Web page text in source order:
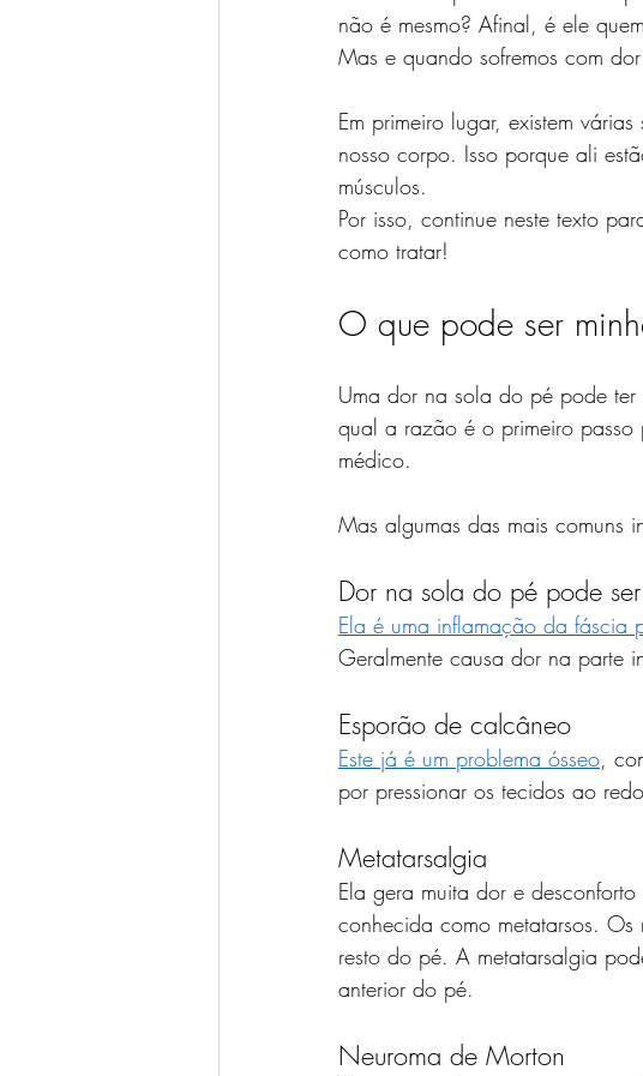
não é mesmo? Afinal, é ele
Mas e quando sofremos com
Em primeiro lugar, existem
nosso corpo. Isso porque ali
músculos.
Por isso, continue neste texto
como tratar!
O que pode ser
Uma dor na sola do pé pode ter
qual a razão é o primeiro passo
médico.
Mas algumas das mais comuns
Dor na sola do pé pode
Ela é uma inflamação da fáscia
Geralmente causa dor na parte
Esporão de calcâneo
Este já é um problema ósseo,
por pressionar os tecidos ao
Metatarsalgia
Ela gera muita dor e
conhecida como metatarsos.
resto do pé. A metatarsalgia
anterior do pé.
Neuroma de Morton